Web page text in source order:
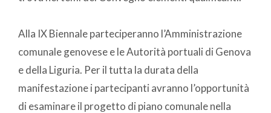
Alla IX Biennale parteciperanno l’Amministrazione
comunale genovese e le Autorità portuali di Genova
e della Liguria. Per il tutta la durata della
manifestazione i partecipanti avranno l’opportunità
di esaminare il progetto di piano comunale nella